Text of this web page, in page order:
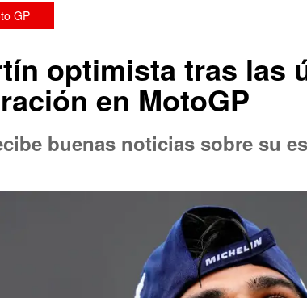
GP
optimista tras las
en MotoGP
buenas noticias sobre su